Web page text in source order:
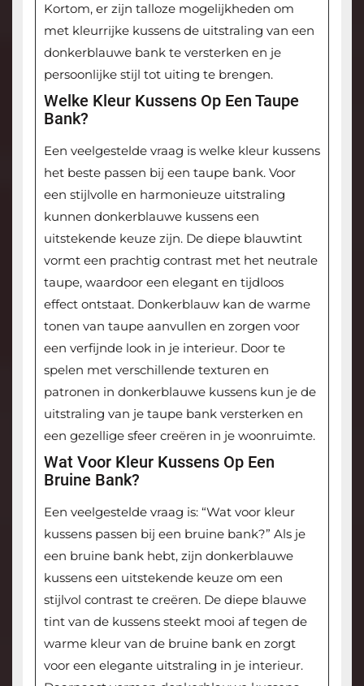
Kortom, er zijn talloze mogelijkheden om
met kleurrijke kussens de uitstraling van een
donkerblauwe bank te versterken en je
persoonlijke stijl tot uiting te brengen.
Welke Kleur Kussens Op Een Taupe
Bank?
Een veelgestelde vraag is welke kleur kussens
het beste passen bij een taupe bank. Voor
een stijlvolle en harmonieuze uitstraling
kunnen donkerblauwe kussens een
uitstekende keuze zijn. De diepe blauwtint
vormt een prachtig contrast met het neutrale
taupe, waardoor een elegant en tijdloos
effect ontstaat. Donkerblauw kan de warme
tonen van taupe aanvullen en zorgen voor
een verfijnde look in je interieur. Door te
spelen met verschillende texturen en
patronen in donkerblauwe kussens kun je de
uitstraling van je taupe bank versterken en
een gezellige sfeer creëren in je woonruimte.
Wat Voor Kleur Kussens Op Een
Bruine Bank?
Een veelgestelde vraag is: “Wat voor kleur
kussens passen bij een bruine bank?” Als je
een bruine bank hebt, zijn donkerblauwe
kussens een uitstekende keuze om een
stijlvol contrast te creëren. De diepe blauwe
tint van de kussens steekt mooi af tegen de
warme kleur van de bruine bank en zorgt
voor een elegante uitstraling in je interieur.